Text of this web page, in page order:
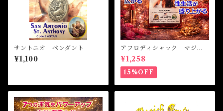
サントニオ ペンダント
¥1,100
アフロディシャック マジカ
ルオイル・魔女オイル APH
RODISIAC Magical Oil
¥1,258
15%OFF